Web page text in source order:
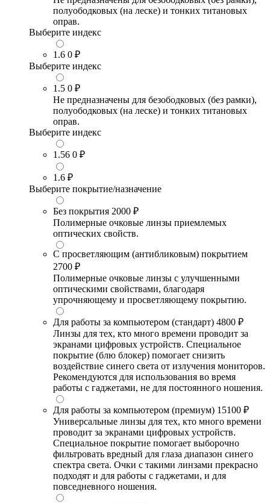
полуободковых (на леске) и тонких титановых
оправ.
Выберите индекс
1.6 0 ₽
Выберите индекс
1.5 0 ₽
Не предназначены для безободковых (без рамки),
полуободковых (на леске) и тонких титановых
оправ.
Выберите индекс
1.56 0 ₽
1.6 ₽
Выберите покрытие/назначение
Без покрытия 2000 ₽
Полимерные очковые линзы приемлемых
оптических свойств.
С просветляющим (антибликовым) покрытием
2700 ₽
Полимерные очковые линзы с улучшенными
оптическими свойствами, благодаря
упрочняющему и просветляющему покрытию.
Для работы за компьютером (стандарт) 4800 ₽
Линзы для тех, кто много времени проводит за
экранами цифровых устройств. Специальное
покрытие (блю блокер) помогает снизить
воздействие синего света от излучения мониторов.
Рекомендуются для использования во время
работы с гаджетами, не для постоянного ношения.
Для работы за компьютером (премиум) 15100 ₽
Универсальные линзы для тех, кто много времени
проводит за экранами цифровых устройств.
Специальное покрытие помогает выборочно
фильтровать вредный для глаза диапазон синего
спектра света. Очки с такими линзами прекрасно
подходят и для работы с гаджетами, и для
повседневного ношения.